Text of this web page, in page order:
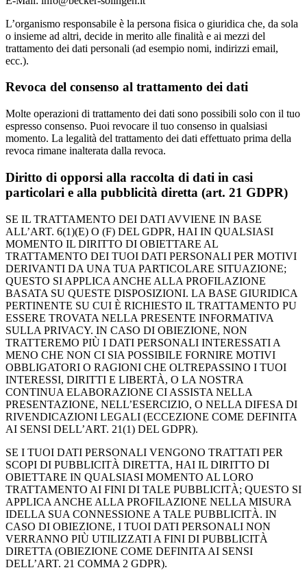
L’organismo responsabile è la persona fisica o giuridica che, da sola
o insieme ad altri, decide in merito alle finalità e ai mezzi del
trattamento dei dati personali (ad esempio nomi, indirizzi email,
ecc.).
Revoca del consenso al trattamento dei dati
Molte operazioni di trattamento dei dati sono possibili solo con il tuo
espresso consenso. Puoi revocare il tuo consenso in qualsiasi
momento. La legalità del trattamento dei dati effettuato prima della
revoca rimane inalterata dalla revoca.
Diritto di opporsi alla raccolta di dati in casi
particolari e alla pubblicità diretta (art. 21 GDPR)
SE IL TRATTAMENTO DEI DATI AVVIENE IN BASE
ALL’ART. 6(1)(E) O (F) DEL GDPR, HAI IN QUALSIASI
MOMENTO IL DIRITTO DI OBIETTARE AL
TRATTAMENTO DEI TUOI DATI PERSONALI PER MOTIVI
DERIVANTI DA UNA TUA PARTICOLARE SITUAZIONE;
QUESTO SI APPLICA ANCHE ALLA PROFILAZIONE
BASATA SU QUESTE DISPOSIZIONI. LA BASE GIURIDICA
PERTINENTE SU CUI È RICHIESTO IL TRATTAMENTO PU
ESSERE TROVATA NELLA PRESENTE INFORMATIVA
SULLA PRIVACY. IN CASO DI OBIEZIONE, NON
TRATTEREMO PIÙ I DATI PERSONALI INTERESSATI A
MENO CHE NON CI SIA POSSIBILE FORNIRE MOTIVI
OBBLIGATORI O RAGIONI CHE OLTREPASSINO I TUOI
INTERESSI, DIRITTI E LIBERTÀ, O LA NOSTRA
CONTINUA ELABORAZIONE CI ASSISTA NELLA
PRESENTAZIONE, NELL’ESERCIZIO, O NELLA DIFESA DI
RIVENDICAZIONI LEGALI (ECCEZIONE COME DEFINITA
AI SENSI DELL’ART. 21(1) DEL GDPR).
SE I TUOI DATI PERSONALI VENGONO TRATTATI PER
SCOPI DI PUBBLICITÀ DIRETTA, HAI IL DIRITTO DI
OBIETTARE IN QUALSIASI MOMENTO AL LORO
TRATTAMENTO AI FINI DI TALE PUBBLICITÀ; QUESTO SI
APPLICA ANCHE ALLA PROFILAZIONE NELLA MISURA
IDELLA SUA CONNESSIONE A TALE PUBBLICITÀ. IN
CASO DI OBIEZIONE, I TUOI DATI PERSONALI NON
VERRANNO PIÙ UTILIZZATI A FINI DI PUBBLICITÀ
DIRETTA (OBIEZIONE COME DEFINITA AI SENSI
DELL’ART. 21 COMMA 2 GDPR).